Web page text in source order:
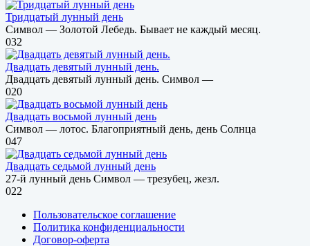
Тридцатый лунный день
Символ — Золотой Лебедь. Бывает не каждый месяц.
032
Двадцать девятый лунный день.
Двадцать девятый лунный день. Символ —
020
Двадцать восьмой лунный день
Символ — лотос. Благоприятный день, день Солнца
047
Двадцать седьмой лунный день
27-й лунный день Символ — трезубец, жезл.
022
Пользовательское соглашение
Политика конфиденциальности
Договор-оферта